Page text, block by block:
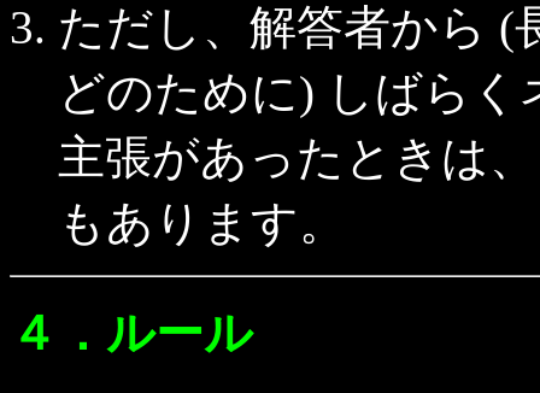
ただし、解答者から (
どのために) しばら
主張があったときは
もあります。
４．ルール